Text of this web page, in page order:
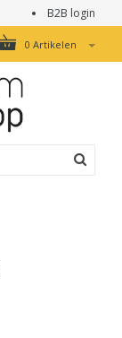
B2B login
0 Artikelen